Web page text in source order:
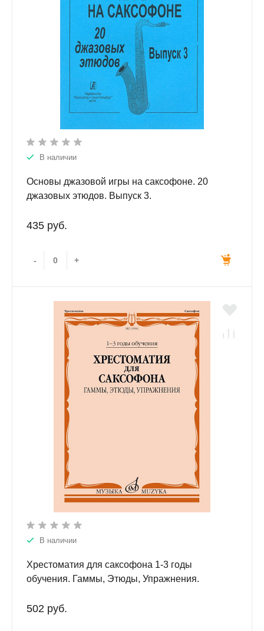
В наличии
Основы джазовой игры на саксофоне. 20
джазовых этюдов. Выпуск 3.
435 руб.
- +
В наличии
Хрестоматия для саксофона 1-3 годы
обучения. Гаммы, Этюды, Упражнения.
502 руб.